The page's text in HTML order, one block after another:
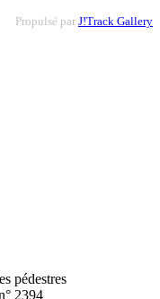
Propulsé par J!Track Gallery
pédestres
2394